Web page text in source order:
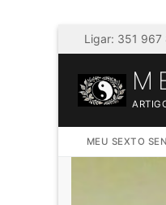
Saltar
para
conteúdo
Ligar: 351 967
MEU SEXTO